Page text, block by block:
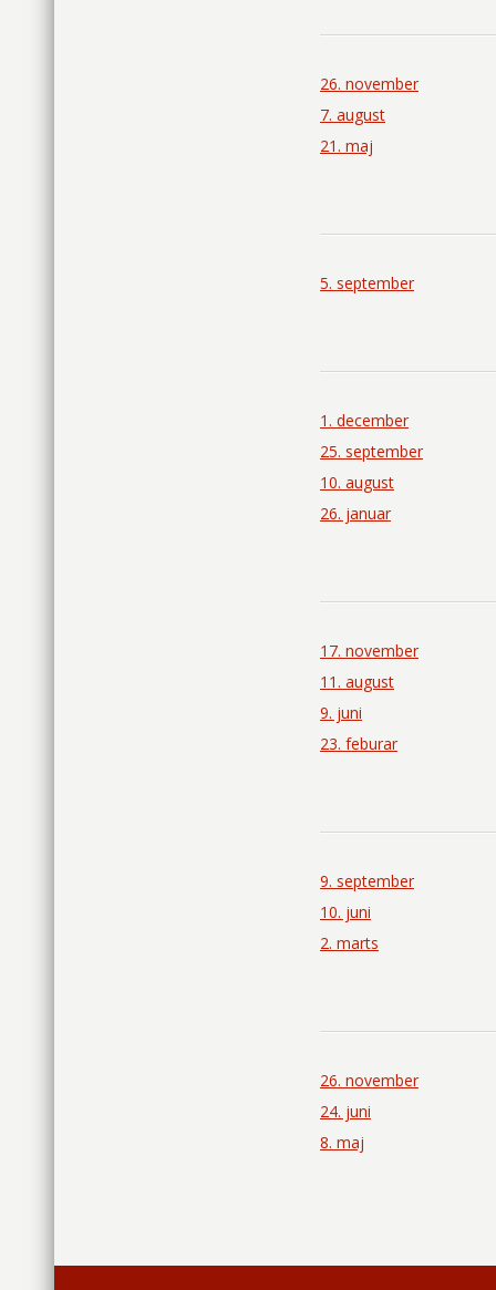
26. november
7. august
21. maj
5. september
1. december
25. september
10. august
26. januar
17. november
11. august
9. juni
23. feburar
9. september
10. juni
2. marts
26. november
24. juni
8. maj